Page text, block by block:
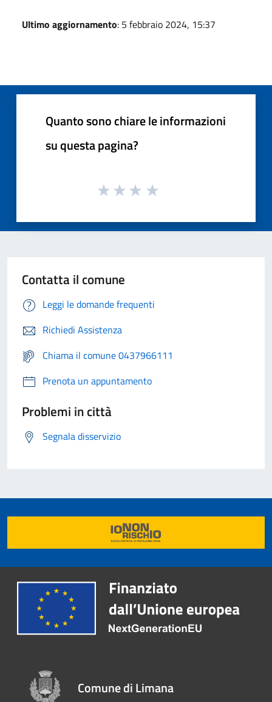
Ultimo aggiornamento: 5 febbraio 2024, 15:37
Quanto sono chiare le informazioni
su questa pagina?
Contatta il comune
Leggi le domande frequenti
Richiedi Assistenza
Chiama il comune 0437966111
Prenota un appuntamento
Problemi in città
Segnala disservizio
Comune di Limana